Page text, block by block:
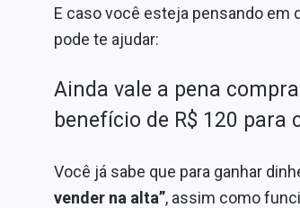
E caso você esteja pensando em
pode te ajudar:
Ainda vale a pena
benefício de R$ 120
Você já sabe que para ganhar
vender na alta”, assim como